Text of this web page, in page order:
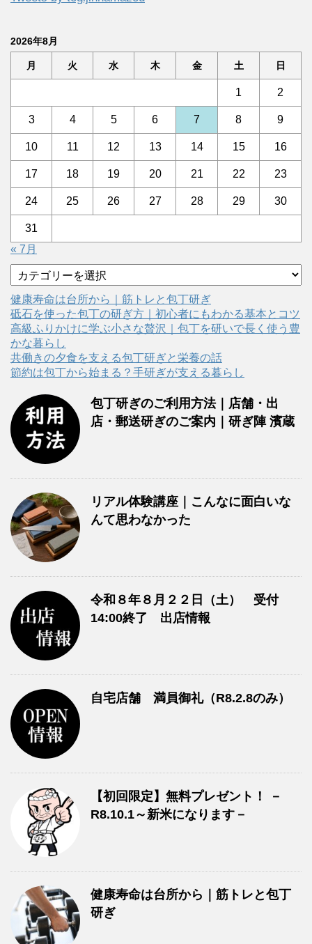
2026年8月
月 火 水 木 金 土 日
1 2
3 4 5 6 7 8 9
10 11 12 13 14 15 16
17 18 19 20 21 22 23
24 25 26 27 28 29 30
31
« 7月
テ
ゴ
リ
ー
健康寿命は台所から｜筋トレと包丁研ぎ
砥石を使った包丁の研ぎ方｜初心者にもわかる基本とコツ
高級ふりかけに学ぶ小さな贅沢｜包丁を研いで長く使う豊
かな暮らし
共働きの夕食を支える包丁研ぎと栄養の話
節約は包丁から始まる？手研ぎが支える暮らし
包丁研ぎのご利用方法｜店舗・出
店・郵送研ぎのご案内｜研ぎ陣 濱蔵
リアル体験講座｜こんなに面白いな
んて思わなかった
令和８年８月２２日（土） 受付
14:00終了 出店情報
自宅店舗 満員御礼（R8.2.8のみ）
【初回限定】無料プレゼント！ －
R8.10.1～新米になります－
健康寿命は台所から｜筋トレと包丁
研ぎ